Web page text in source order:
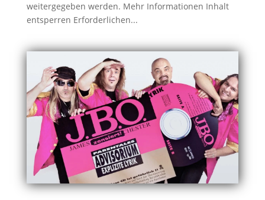
weitergegeben werden. Mehr Informationen Inhalt
entsperren Erforderlichen...